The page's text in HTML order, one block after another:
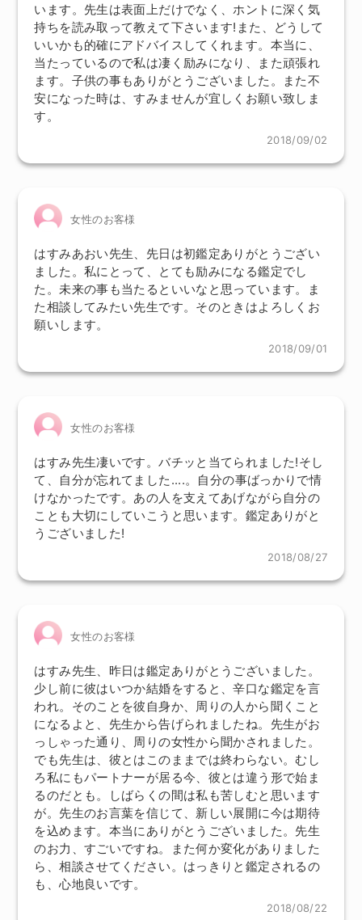
います。先生は表面上だけでなく、ホントに深く気
持ちを読み取って教えて下さいます!また、どうして
いいかも的確にアドバイスしてくれます。本当に、
当たっているので私は凄く励みになり、また頑張れ
ます。子供の事もありがとうございました。また不
安になった時は、すみませんが宜しくお願い致しま
す。
2018/09/02
女性のお客様
はすみあおい先生、先日は初鑑定ありがとうござい
ました。私にとって、とても励みになる鑑定でし
た。未来の事も当たるといいなと思っています。ま
た相談してみたい先生です。そのときはよろしくお
願いします。
2018/09/01
女性のお客様
はすみ先生凄いです。バチッと当てられました!そし
て、自分が忘れてました....。自分の事ばっかりで情
けなかったです。あの人を支えてあげながら自分の
ことも大切にしていこうと思います。鑑定ありがと
うございました!
2018/08/27
女性のお客様
はすみ先生、昨日は鑑定ありがとうございました。
少し前に彼はいつか結婚をすると、辛口な鑑定を言
われ。そのことを彼自身か、周りの人から聞くこと
になるよと、先生から告げられましたね。先生がお
っしゃった通り、周りの女性から聞かされました。
でも先生は、彼とはこのままでは終わらない。むし
ろ私にもパートナーが居る今、彼とは違う形で始ま
るのだとも。しばらくの間は私も苦しむと思います
が。先生のお言葉を信じて、新しい展開に今は期待
を込めます。本当にありがとうございました。先生
のお力、すごいですね。また何か変化がありました
ら、相談させてください。はっきりと鑑定されるの
も、心地良いです。
2018/08/22